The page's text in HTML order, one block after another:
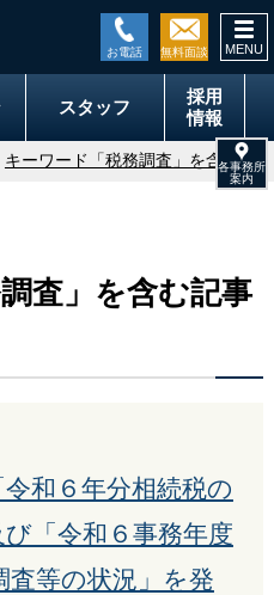
スタッフ
採用
情報
キーワード「税務調査」を含む記事
査」を含む記事
令和６年分相続税の
「令和６事務年度
査等の状況」を発